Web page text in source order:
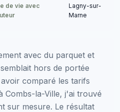
de vie avec
Lagny-sur-
Marne
avec du parquet et
hors de portée
comparé les tarifs
Combs-la-Ville, j'ai trouvé
sur mesure. Le résultat